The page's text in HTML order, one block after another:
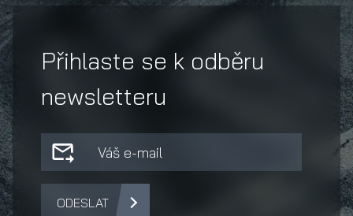
Přihlaste se k odběru
newsletteru
ODESLAT